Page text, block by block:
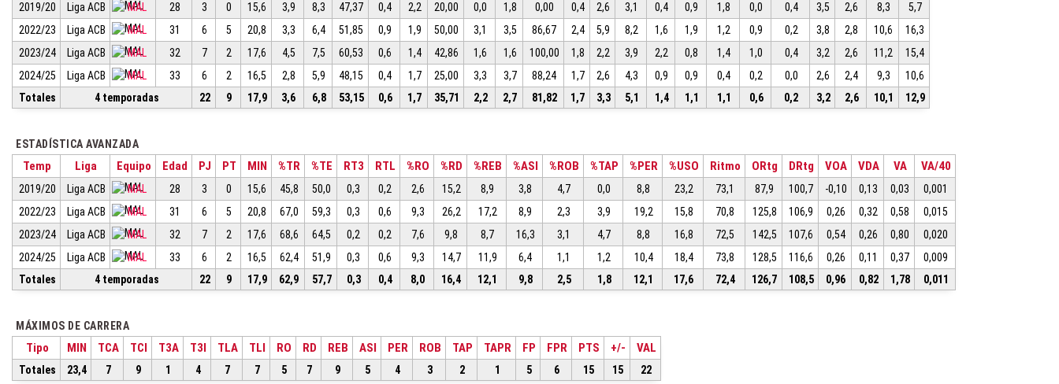
2019/20 Liga ACB MAL 28 3 0 15,6 3,9 8,3 47,37 0,4 2,2 20,00 0,0 1,8 0,00 0,4 2,6 3,1 0,4 0,9 1,8 0,0 0,4 3,5 2,6 8,3
5,7
2022/23
Liga ACB MAL 31 6 5 20,8 3,3 6,4 51,85 0,9 1,9 50,00 3,1 3,5 86,67 2,4 5,9 8,2 1,6 1,9 1,2 0,9 0,2 3,8 2,8 10,6
16,3
2023/24
Liga ACB MAL 32 7 2 17,6 4,5 7,5 60,53 0,6 1,4 42,86 1,6 1,6 100,00 1,8 2,2 3,9 2,2 0,8 1,4 1,0 0,4 3,2 2,6 11,2
15,4
2024/25
Liga ACB MAL 33 6 2 16,5 2,8 5,9 48,15 0,4 1,7 25,00 3,3 3,7 88,24 1,7 2,6 4,3 0,9 0,9 0,4 0,2 0,0 2,6 2,4 9,3
10,6
Totales
4 temporadas 22 9 17,9 3,6 6,8 53,15 0,6 1,7 35,71 2,2 2,7 81,82 1,7 3,3 5,1 1,4 1,1 1,1 0,6 0,2 3,2 2,6 10,1 12,9
ESTADÍSTICA AVANZADA
Temp Liga Equipo Edad PJ PT MIN %TR %TE RT3 RTL %RO %RD %REB %ASI %ROB %TAP %PER %USO Ritmo ORtg DRtg VOA VDA VA VA/40
2019/20 Liga ACB MAL 28 3 0 15,6 45,8 50,0 0,3 0,2 2,6 15,2 8,9 3,8 4,7 0,0 8,8 23,2 73,1 87,9 100,7 -0,10 0,13 0,03
0,001
2022/23
Liga ACB MAL 31 6 5 20,8 67,0 59,3 0,3 0,6 9,3 26,2 17,2 8,9 2,3 3,9 19,2 15,8 70,8 125,8 106,9 0,26 0,32 0,58
0,015
2023/24
Liga ACB MAL 32 7 2 17,6 68,6 64,5 0,2 0,2 7,6 9,8 8,7 16,3 3,1 4,7 8,8 16,8 72,5 142,5 107,6 0,54 0,26 0,80
0,020
2024/25
Liga ACB MAL 33 6 2 16,5 62,4 51,9 0,3 0,6 9,3 14,7 11,9 6,4 1,1 1,2 10,4 18,4 73,8 128,5 116,6 0,26 0,11 0,37
0,009
Totales
4 temporadas 22 9 17,9 62,9 57,7 0,3 0,4 8,0 16,4 12,1 9,8 2,5 1,8 12,1 17,6 72,4 126,7 108,5 0,96 0,82 1,78 0,011
MÁXIMOS DE CARRERA
Tipo MIN TCA TCI T3A T3I TLA TLI RO RD REB ASI PER ROB TAP TAPR FP FPR PTS +/- VAL
Totales 23,4 7 9 1 4 7 7 5 7 9 5 4 3 2 1 5 6 15 15 22